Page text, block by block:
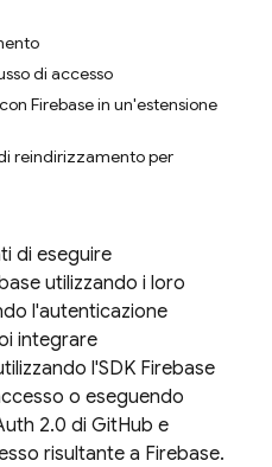
di accesso
Firebase in un'estensione
reindirizzamento per
di eseguire
utilizzando i loro
l'autenticazione
integrare
l'SDK Firebase
o eseguendo
2.0 di GitHub e
risultante a Firebase.